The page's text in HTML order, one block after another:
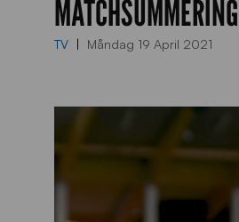
TV Måndag 19 April 2021